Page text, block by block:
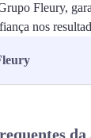
Fleury,
nos